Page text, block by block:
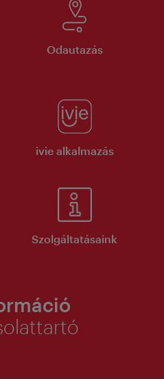
Odautazás
ivie alkalmazás
Szolgáltatásaink